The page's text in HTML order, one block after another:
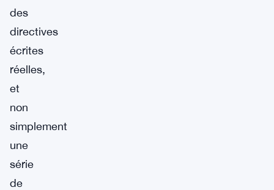
des
directives
écrites
réelles,
et
non
simplement
une
série
de